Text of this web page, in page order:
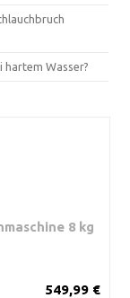
Wasser?
8 kg
549,99 €